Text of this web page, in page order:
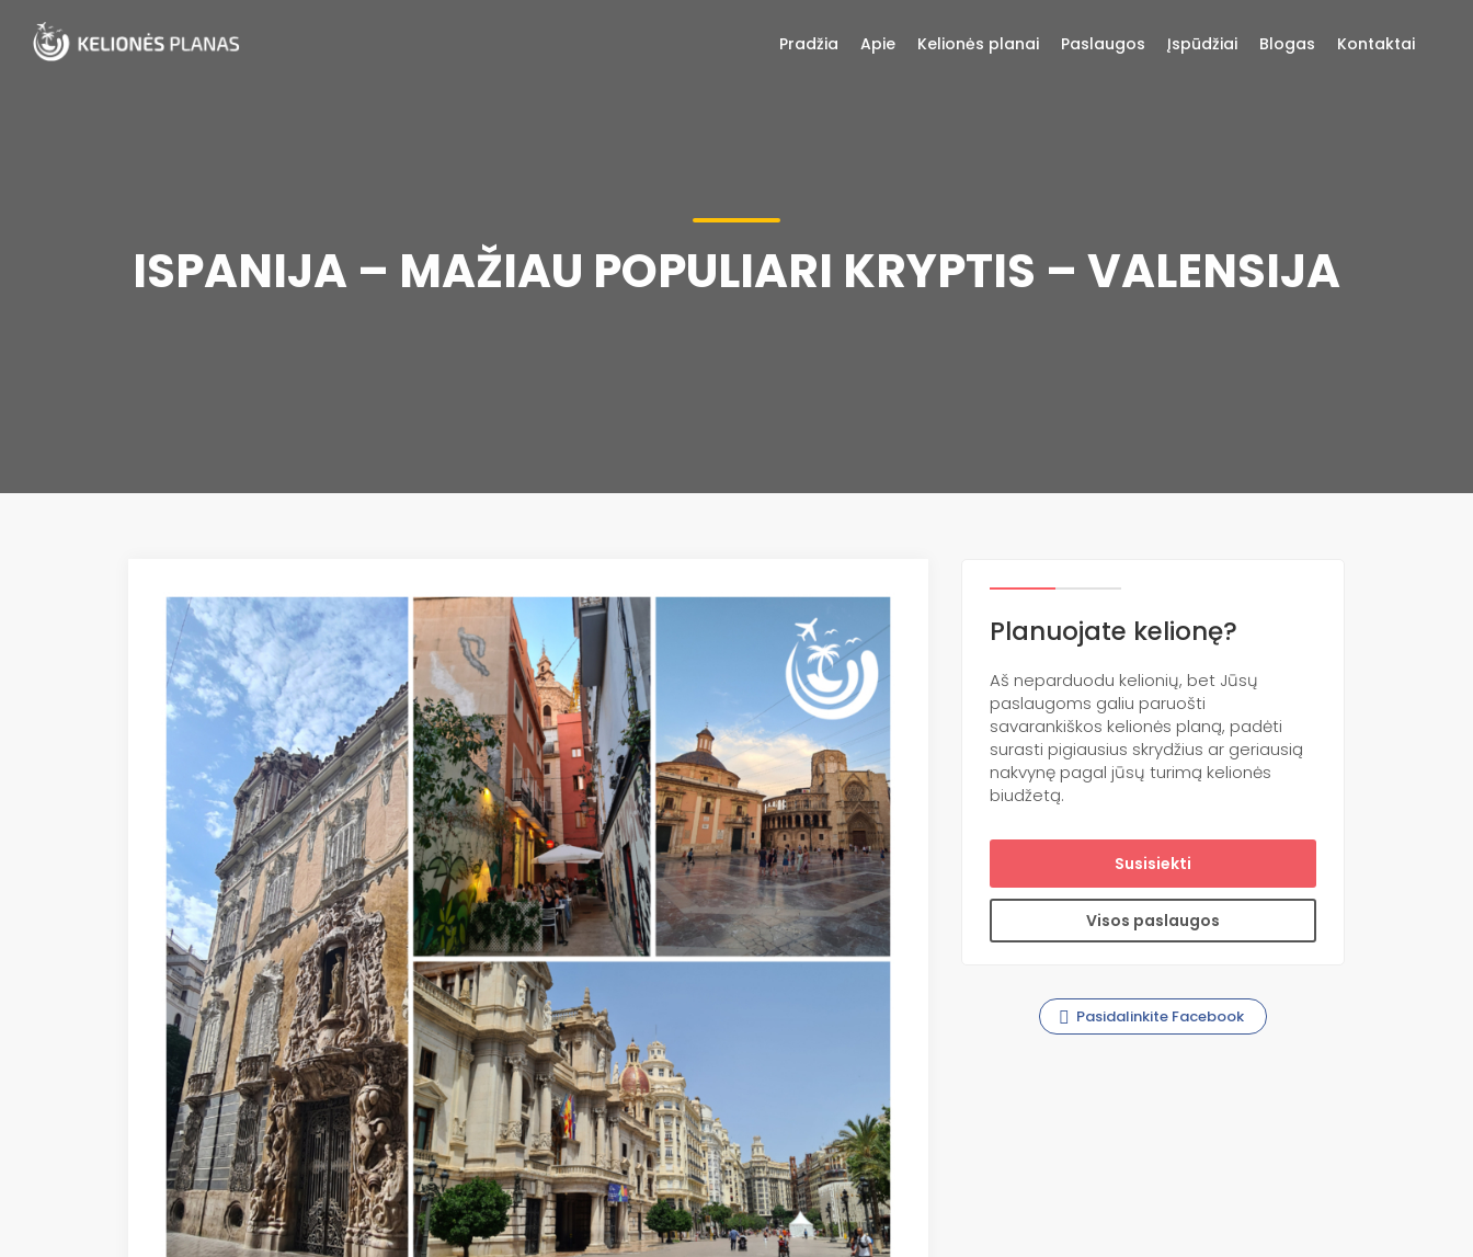
ISPANIJA – MAŽIAU POPULIARI KRYPTIS – VALENSIJA
Planuojate kelionę?
Aš neparduodu kelionių, bet Jūsų
paslaugoms galiu paruošti
savarankiškos kelionės planą, padėti
surasti pigiausius skrydžius ar geriausią
nakvynę pagal jūsų turimą kelionės
biudžetą.
Susisiekti
Visos paslaugos
Pasidalinkite Facebook
Pradžia Apie Kelionės planai Paslaugos Įspūdžiai Blogas Kontaktai